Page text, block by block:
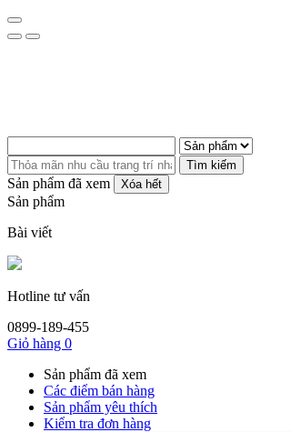
Tìm kiếm
Sản phẩm đã xem Xóa hết
Sản phẩm
Bài viết
Hotline tư vấn
0899-189-455
Giỏ hàng 0
Sản phẩm đã xem
Các điểm bán hàng
Sản phẩm yêu thích
Kiểm tra đơn hàng